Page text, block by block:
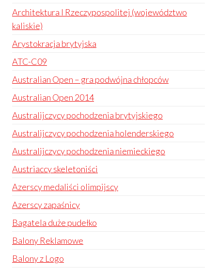
Architektura I Rzeczypospolitej (województwo
kaliskie)
Arystokracja brytyjska
ATC-C09
Australian Open – gra podwójna chłopców
Australian Open 2014
Australijczycy pochodzenia brytyjskiego
Australijczycy pochodzenia holenderskiego
Australijczycy pochodzenia niemieckiego
Austriaccy skeletoniści
Azerscy medaliści olimpijscy
Azerscy zapaśnicy
Bagatela duże pudełko
Balony Reklamowe
Balony z Logo